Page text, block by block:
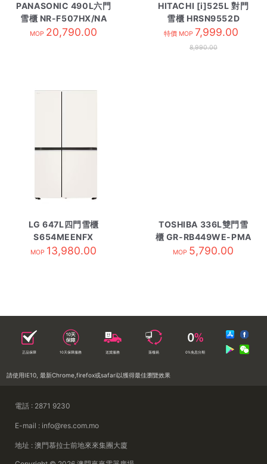
PANASONIC 490L六門
雪櫃 NR-F507HX/NA
香濱金
MOP 20,790.00
HITACHI [i]525L 對門
雪櫃 HRSN9552D
特價 MOP 7,999.00
8,990.00
LG 647L四門雪櫃
S654MEENFX
MOP 13,980.00
TOSHIBA 336L雙門雪
櫃 GR-RB449WE-PMA
MOP 5,790.00
正品保障 10天保障服務 送貨服務 落樓易 0%免息分期
請使用IE10, 最新Chrome,firefox或safari以獲得最佳瀏覽效果
電話 : 2871 9230
E-mail : info@res.com.mo
地址 : 澳門慕拉士前地來來集團大廈